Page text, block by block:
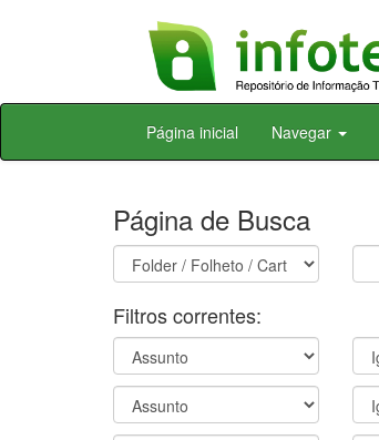
Skip
Página inicial Navegar
Página de Busca
Filtros correntes: